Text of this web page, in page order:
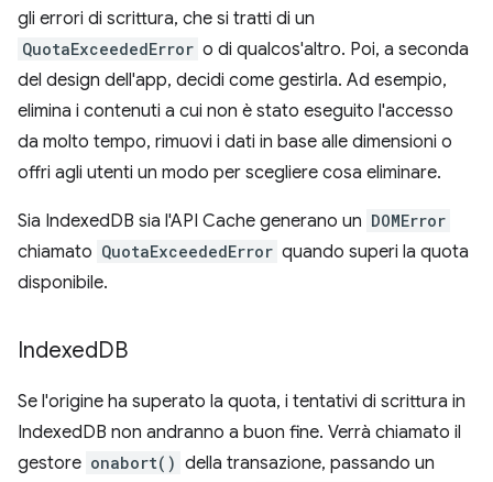
gli errori di scrittura, che si tratti di un
QuotaExceededError o di qualcos'altro. Poi, a seconda
del design dell'app, decidi come gestirla. Ad esempio,
elimina i contenuti a cui non è stato eseguito l'accesso
da molto tempo, rimuovi i dati in base alle dimensioni o
offri agli utenti un modo per scegliere cosa eliminare.
Sia IndexedDB sia l'API Cache generano un DOMError
chiamato QuotaExceededError quando superi la quota
disponibile.
IndexedDB
Se l'origine ha superato la quota, i tentativi di scrittura in
IndexedDB non andranno a buon fine. Verrà chiamato il
gestore onabort() della transazione, passando un